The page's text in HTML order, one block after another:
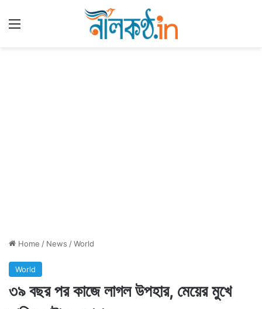
Home / News /World
World
৩৯ বছর পর কাজে লাগল উপহার, মেয়ের মুখে